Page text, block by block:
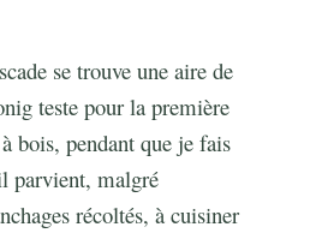
se trouve une aire de
teste pour la première
bois, pendant que je fais
parvient, malgré
récoltés, à cuisiner